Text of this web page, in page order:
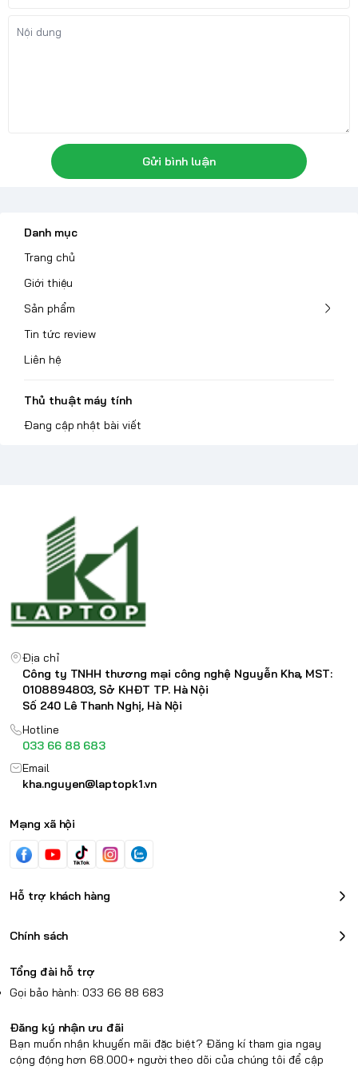
Gửi bình luận
Danh mục
Trang chủ
Giới thiệu
Sản phẩm
Tin tức review
Liên hệ
Thủ thuật máy tính
Đang cập nhật bài viết
Địa chỉ
Công ty TNHH thương mại công nghệ Nguyễn Kha, MST:
0108894803, Sở KHĐT TP. Hà Nội
Số 240 Lê Thanh Nghị, Hà Nội
Hotline
033 66 88 683
Email
kha.nguyen@laptopk1.vn
Mạng xã hội
Hỗ trợ khách hàng
Chính sách
Tổng đài hỗ trợ
Gọi bảo hành: 033 66 88 683
Đăng ký nhận ưu đãi
Bạn muốn nhận khuyến mãi đặc biệt? Đăng kí tham gia ngay
cộng động hơn 68.000+ người theo dõi của chúng tôi để cập